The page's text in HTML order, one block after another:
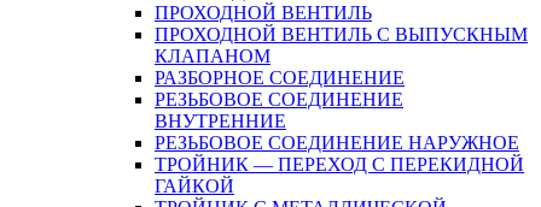
ПРОХОДНОЙ ВЕНТИЛЬ
ПРОХОДНОЙ ВЕНТИЛЬ С ВЫПУСКНЫМ
КЛАПАНОМ
РАЗБОРНОЕ СОЕДИНЕНИЕ
РЕЗЬБОВОЕ СОЕДИНЕНИЕ
ВНУТРЕННИЕ
РЕЗЬБОВОЕ СОЕДИНЕНИЕ НАРУЖНОЕ
ТРОЙНИК — ПЕРЕХОД С ПЕРЕКИДНОЙ
ГАЙКОЙ